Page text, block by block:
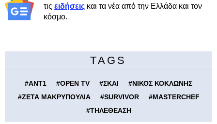
τις ειδήσεις και τα νέα από την Ελλάδα και τον
κόσμο.
TAGS
#ΑΝΤ1 #OPEN TV #ΣΚΑΙ #ΝΙΚΟΣ ΚΟΚΛΩΝΗΣ
#ΖΕΤΑ ΜΑΚΡΥΠΟΥΛΙΑ #SURVIVOR #MASTERCHEF
#ΤΗΛΕΘΕΑΣΗ